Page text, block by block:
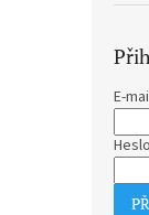
E-
Heslo